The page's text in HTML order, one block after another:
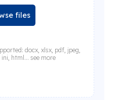
files
docx, xlsx, pdf, jpeg,
html... see more